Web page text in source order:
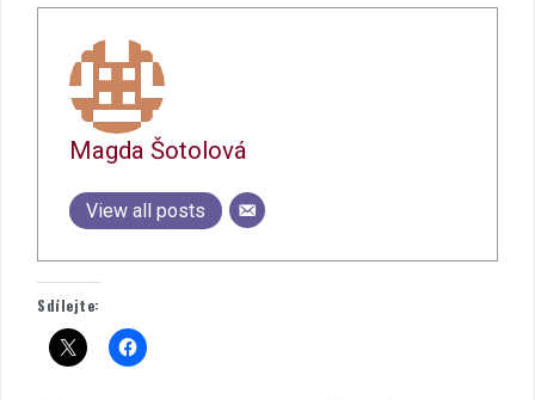
Magda Šotolová
View all posts
Sdílejte: